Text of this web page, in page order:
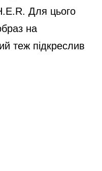
Для цього
на
теж підкреслив